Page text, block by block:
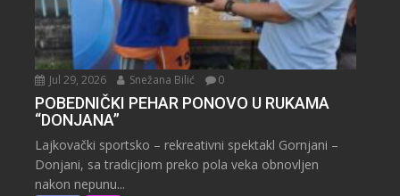
Jul 29, 2026 Snežana Bilić 0
POBEDNIČKI PEHAR PONOVO U RUKAMA
“DONJANA”
Lajkovački sportsko – rekreativni spektakl Gornjani –
Donjani, sa tradicjiom preko pola veka obnovljen
nakon nepunu...